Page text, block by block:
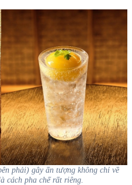
phải) gây ấn tượng không chỉ về
cách pha chế rất riêng.